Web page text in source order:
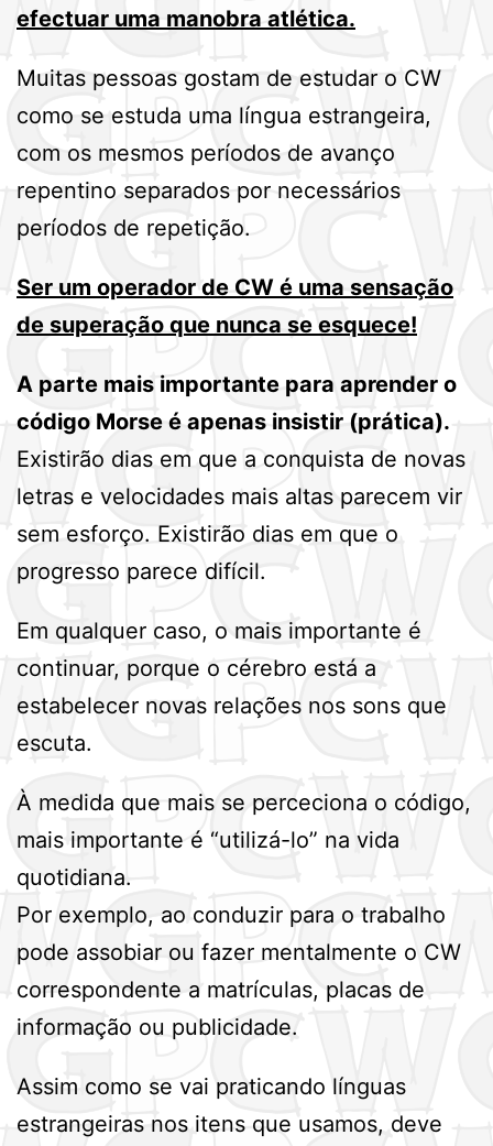
efectuar uma manobra atlética.
Muitas pessoas gostam de estudar o CW
como se estuda uma língua estrangeira,
com os mesmos períodos de avanço
repentino separados por necessários
períodos de repetição.
Ser um operador de CW é uma sensação
de superação que nunca se esquece!
A parte mais importante para aprender o
código Morse é apenas insistir (prática).
Existirão dias em que a conquista de novas
letras e velocidades mais altas parecem vir
sem esforço. Existirão dias em que o
progresso parece difícil.
Em qualquer caso, o mais importante é
continuar, porque o cérebro está a
estabelecer novas relações nos sons que
escuta.
À medida que mais se perceciona o código,
mais importante é “utilizá-lo” na vida
quotidiana.
Por exemplo, ao conduzir para o trabalho
pode assobiar ou fazer mentalmente o CW
correspondente a matrículas, placas de
informação ou publicidade.
Assim como se vai praticando línguas
estrangeiras nos itens que usamos, deve